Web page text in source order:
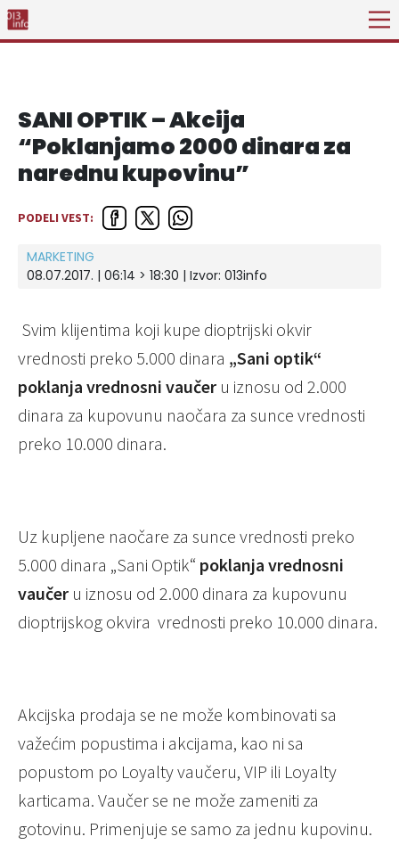
SANI OPTIK – Akcija
“Poklanjamo 2000 dinara za
narednu kupovinu”
PODELI VEST:
MARKETING
08.07.2017. | 06:14 > 18:30 | Izvor: 013info
Svim klijentima koji kupe dioptrijski okvir
vrednosti preko 5.000 dinara „Sani optik“
poklanja vrednosni vaučer u iznosu od 2.000
dinara za kupovunu naočara za sunce vrednosti
preko 10.000 dinara.
Uz kupljene naočare za sunce vrednosti preko
5.000 dinara „Sani Optik“ poklanja vrednosni
vaučer u iznosu od 2.000 dinara za kupovunu
dioptrijskog okvira vrednosti preko 10.000 dinara.
Akcijska prodaja se ne može kombinovati sa
važećim popustima i akcijama, kao ni sa
popustom po Loyalty vaučeru, VIP ili Loyalty
karticama. Vaučer se ne može zameniti za
gotovinu. Primenjuje se samo za jednu kupovinu.